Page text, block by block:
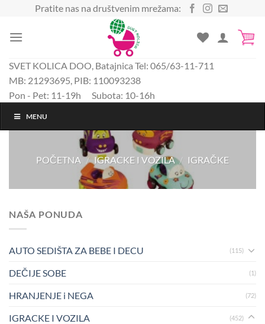
sadržaj
Pratite nas na društvenim mrežama:
SVET KOLICA DOO, Batajnica Tel: 065/63-11-711
MB: 21293695, PIB: 110093238
Pon - Pet: 11-19h Subota: 10-16h
MENU
POČETNA / IGRACKE I VOZILA / IGRAČKE
NAŠA PONUDA
AUTO SEDIŠTA ZA BEBE I DECU (115)
DEČIJE SOBE (1)
HRANJENJE i NEGA (72)
IGRACKE I VOZILA (452)